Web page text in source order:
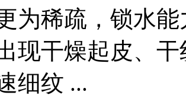
为稀疏，锁水
现干燥起皮、
细纹 ...